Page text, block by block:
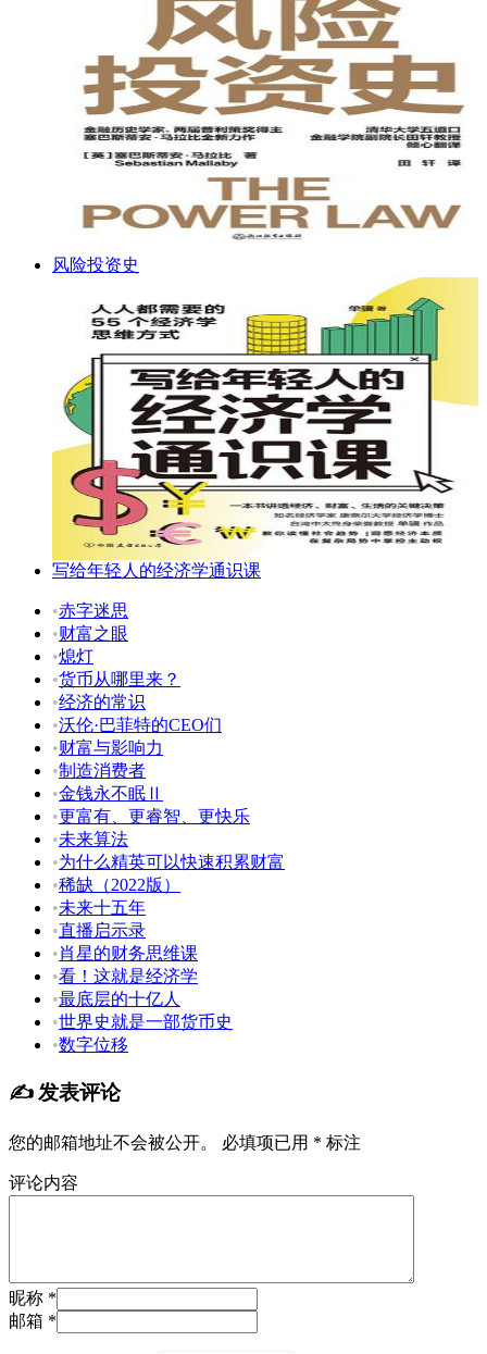
风险投资史
写给年轻人的经济学通识课
•赤字迷思
•财富之眼
•熄灯
•货币从哪里来？
•经济的常识
•沃伦·巴菲特的CEO们
•财富与影响力
•制造消费者
•金钱永不眠Ⅱ
•更富有、更睿智、更快乐
•未来算法
•为什么精英可以快速积累财富
•稀缺（2022版）
•未来十五年
•直播启示录
•肖星的财务思维课
•看！这就是经济学
•最底层的十亿人
•世界史就是一部货币史
•数字位移
✍️ 发表评论
您的邮箱地址不会被公开。 必填项已用 * 标注
评论内容
昵称 *
邮箱 *